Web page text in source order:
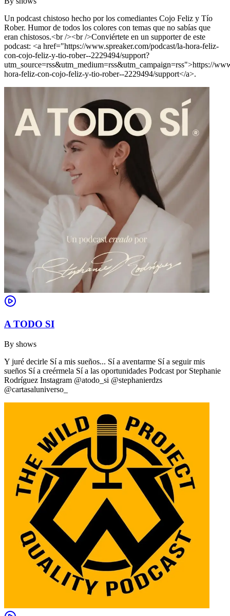
Un podcast chistoso hecho por los comediantes Cojo Feliz y Tío
Rober. Humor de todos los colores con temas que no sabías que
eran chistosos.<br /><br />Conviértete en un supporter de este
podcast: <a href="https://www.spreaker.com/podcast/la-hora-feliz-
con-cojo-feliz-y-tio-rober--2229494/support?
utm_source=rss&utm_medium=rss&utm_campaign=rss">https://
hora-feliz-con-cojo-feliz-y-tio-rober--2229494/support</a>.
A TODO SI
By shows
Y juré decirle Sí a mis sueños... Sí a aventarme Sí a seguir mis
sueños Sí a creérmela Sí a las oportunidades Podcast por Stephanie
Rodríguez Instagram @atodo_si @stephanierdzs
@cartasaluniverso_